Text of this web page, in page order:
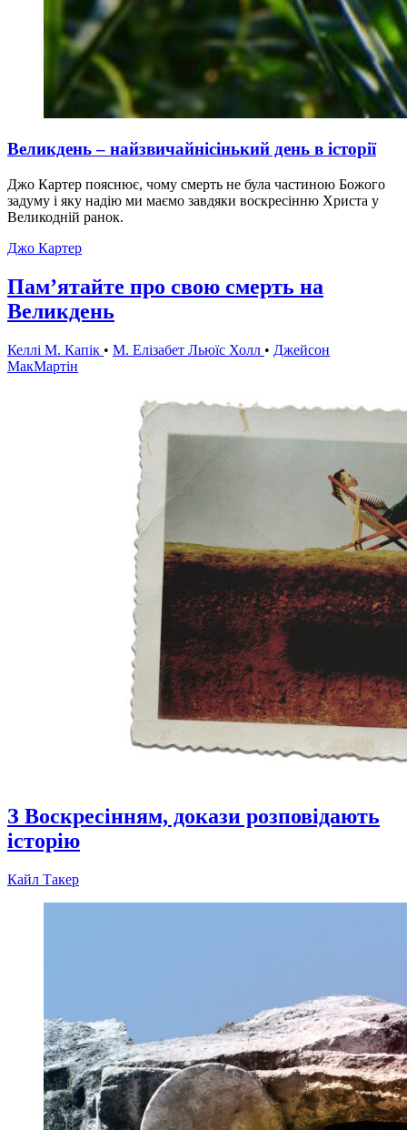
Великдень – найзвичайнісінький день в історії
Джо Картер пояснює, чому смерть не була частиною Божого
задуму і яку надію ми маємо завдяки воскресінню Христа у
Великодній ранок.
Джо Картер
Пам’ятайте про свою смерть на
Великдень
Келлі М. Капік • M. Елізабет Льюїс Холл • Джейсон
МакМартін
З Воскресінням, докази розповідають
історію
Кайл Такер